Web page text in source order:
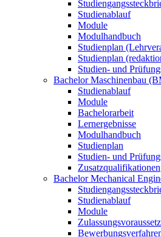
Studienablauf
Module
Modulhandbuch
Studienplan
Studienplan
Studien- und
Bachelor Maschinenbau
Studienablauf
Module
Bachelorarbeit
Lernergebnisse
Modulhandbuch
Studienplan
Studien- und
Zusatzqualifikationen
Bachelor Mechanical
Studienablauf
Module